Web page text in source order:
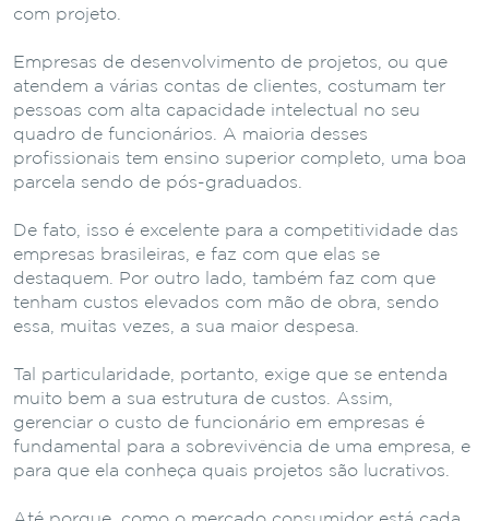
com projeto.
Empresas de desenvolvimento de projetos, ou que
atendem a várias contas de clientes, costumam ter
pessoas com alta capacidade intelectual no seu
quadro de funcionários. A maioria desses
profissionais tem ensino superior completo, uma boa
parcela sendo de pós-graduados.
De fato, isso é excelente para a competitividade das
empresas brasileiras, e faz com que elas se
destaquem. Por outro lado, também faz com que
tenham custos elevados com mão de obra, sendo
essa, muitas vezes, a sua maior despesa.
Tal particularidade, portanto, exige que se entenda
muito bem a sua estrutura de custos. Assim,
gerenciar o custo de funcionário em empresas é
fundamental para a sobrevivência de uma empresa, e
para que ela conheça quais projetos são lucrativos.